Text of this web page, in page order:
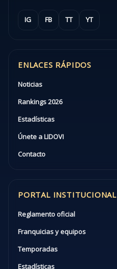
IG FB TT YT
ENLACES RÁPIDOS
Noticias
Rankings 2026
Estadísticas
Únete a LIDOVI
Contacto
PORTAL INSTITUCIONAL
Reglamento oficial
Franquicias y equipos
Temporadas
Estadísticas